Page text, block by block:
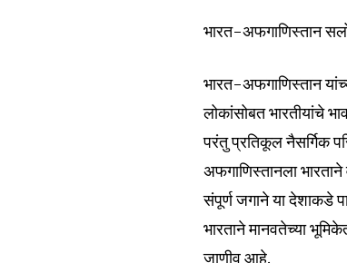
भारत-अफगाणिस्तान
भारत-अफगाणिस्तान
लोकांसोबत भारतीयांचे
परंतु प्रतिकूल नैसर्गिक
अफगाणिस्तानला
संपूर्ण जगाने या देशाकडे
भारताने मानवतेच्या
जाणीव आहे.